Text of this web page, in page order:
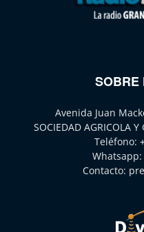
SOBRE
Avenida Juan
SOCIEDAD AGRICOLA
Teléfono:
Whatsapp:
Contacto: